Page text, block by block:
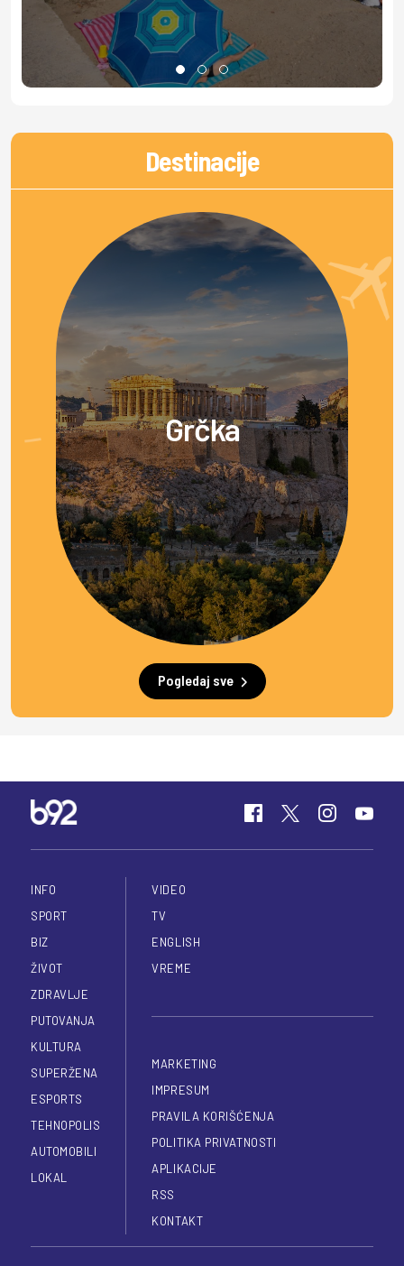
Destinacije
Grčka
Pogledaj sve
INFO
SPORT
BIZ
ŽIVOT
ZDRAVLJE
PUTOVANJA
KULTURA
SUPERŽENA
ESPORTS
TEHNOPOLIS
AUTOMOBILI
LOKAL
VIDEO
TV
ENGLISH
VREME
MARKETING
IMPRESUM
PRAVILA KORIŠĆENJA
POLITIKA PRIVATNOSTI
APLIKACIJE
RSS
KONTAKT